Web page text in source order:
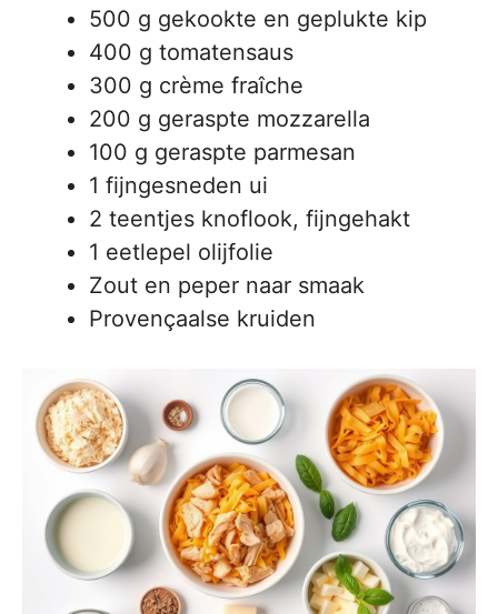
500 g gekookte en geplukte kip
400 g tomatensaus
300 g crème fraîche
200 g geraspte mozzarella
100 g geraspte parmesan
1 fijngesneden ui
2 teentjes knoflook, fijngehakt
1 eetlepel olijfolie
Zout en peper naar smaak
Provençaalse kruiden